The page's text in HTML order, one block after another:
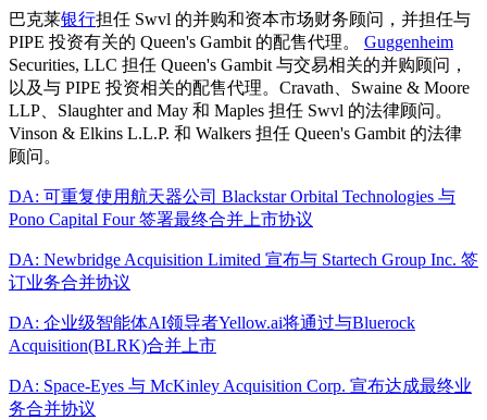
巴克莱银行担任 Swvl 的并购和资本市场财务顾问，并担任与
PIPE 投资有关的 Queen's Gambit 的配售代理。 Guggenheim
Securities, LLC 担任 Queen's Gambit 与交易相关的并购顾问，
以及与 PIPE 投资相关的配售代理。Cravath、Swaine & Moore
LLP、Slaughter and May 和 Maples 担任 Swvl 的法律顾问。
Vinson & Elkins L.L.P. 和 Walkers 担任 Queen's Gambit 的法律
顾问。
DA: 可重复使用航天器公司 Blackstar Orbital Technologies 与
Pono Capital Four 签署最终合并上市协议
DA: Newbridge Acquisition Limited 宣布与 Startech Group Inc. 签
订业务合并协议
DA: 企业级智能体AI领导者Yellow.ai将通过与Bluerock
Acquisition(BLRK)合并上市
DA: Space-Eyes 与 McKinley Acquisition Corp. 宣布达成最终业
务合并协议